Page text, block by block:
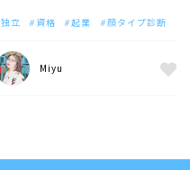
独立 資格 起業 顔タイプ診断
Miyu